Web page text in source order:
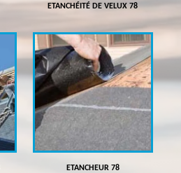
ETANCHÉITÉ DE VELUX 78
ETANCHEUR 78